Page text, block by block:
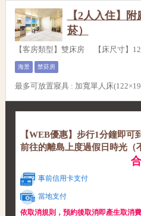
【2人入住】
菸）
【客房類型】雙床房 【床尺寸】
海景 禁菸房
最多可放置寢具 : 加寬單人床
【WEB優惠】步行1分鐘即
前往的離島上度過假日時光（
事前信用卡支付
當地支付
依取消規則，預約後取消即產生取消